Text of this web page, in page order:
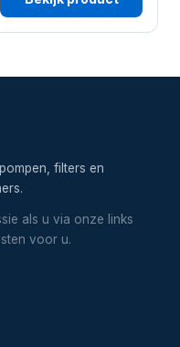
filters en
als u via onze links
voor u.